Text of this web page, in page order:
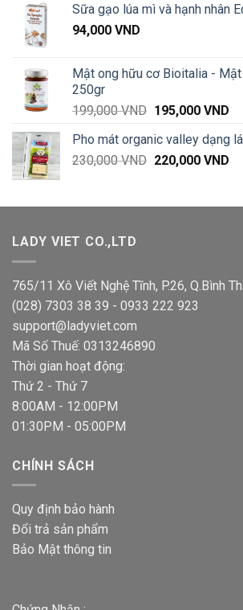
Sữa gạo lúa mì và hạnh nhân
94,000 VND
Mật ong hữu cơ Bioitalia -
250gr
199,000VND Giá
là:
199,000 VND.
195,000 VNDGiá
tại
là:
Pho mát organic valley dạng
230,000VND Giá
230,000 VND.
220,000 VNDGiá
là:
LADY VIET CO.,LTD
765/11 Xô Viết Nghệ Tĩnh, P.26, Q.Bình
(028) 7303 38 39 - 0933 222 923
support@ladyviet.com
Mã Số Thuế: 0313246890
Thời gian hoạt động:
Thứ 2 - Thứ 7
8:00AM - 12:00PM
01:30PM - 05:00PM
CHÍNH SÁCH
Quy định bảo hành
Đổi trả sản phẩm
Bảo Mật thông tin